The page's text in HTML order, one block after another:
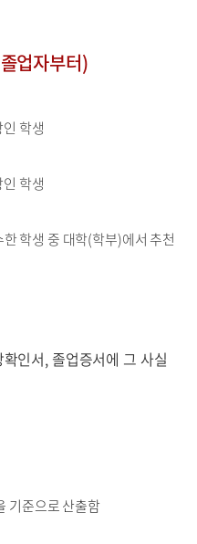
업자부터)
학생
학생
학생 중 대학(학부)에서 추천
인서, 졸업증서에 그 사실
기준으로 산출함